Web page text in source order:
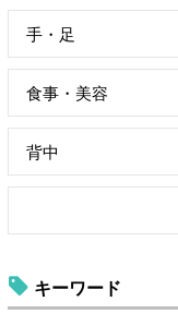
手・足
食事・美容
背中
キーワード